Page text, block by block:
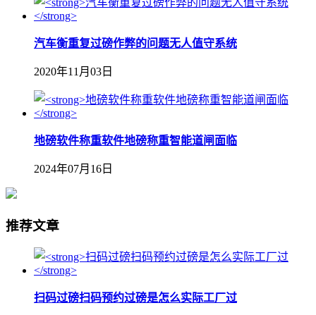
汽车衡重复过磅作弊的问题无人值守系统
2020年11月03日
地磅软件称重软件地磅称重智能道闸面临
2024年07月16日
推荐文章
扫码过磅扫码预约过磅是怎么实际工厂过